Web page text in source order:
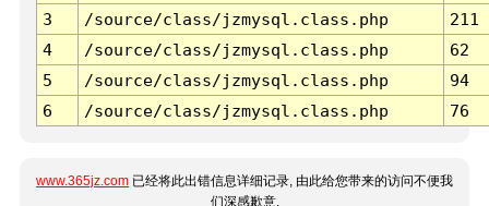
3 /source/class/jzmysql.class.php
211
4
/source/class/jzmysql.class.php
62
5
/source/class/jzmysql.class.php
94
6
/source/class/jzmysql.class.php 76
www.365jz.com 已经将此出错信息详细记录, 由此给您带来的访问不便我
们深感歉意.